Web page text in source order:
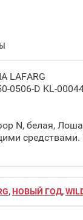
LAFARG
0506-D KL-
N, белая,
средствами.
, НОВЫЙ ГОД,